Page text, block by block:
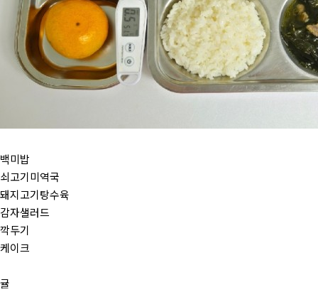
백미밥
쇠고기미역국
돼지고기탕수육
감자샐러드
깍두기
케이크
귤